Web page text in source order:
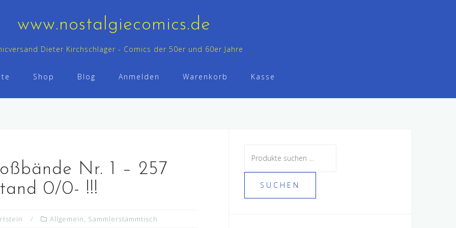
www.nostalgiecomics.de
Dieter Kirchschlager - Comics der 50er und 60er Jahre
Shop Blog Anmelden Warenkorb Kasse
Nr. 1 – 257
0/0- !!!
Allgemein, Sammlerstammtisch
nach:
SUCHEN